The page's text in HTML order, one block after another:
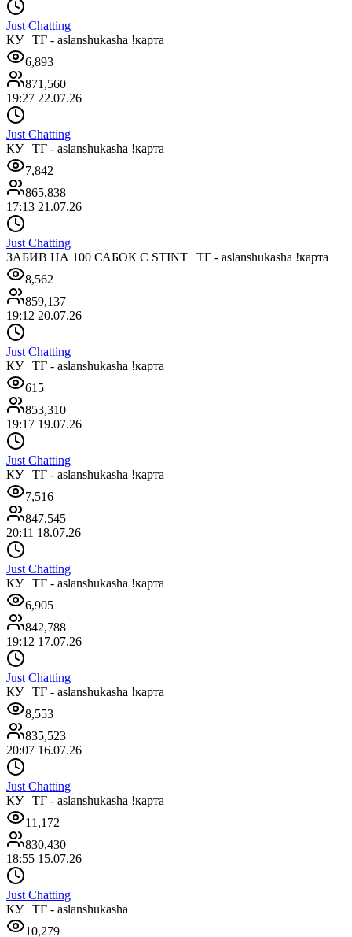
Just Chatting
КУ | ТГ - aslanshukasha !карта
6,893
871,560
19:27 22.07.26
Just Chatting
КУ | ТГ - aslanshukasha !карта
7,842
865,838
17:13 21.07.26
Just Chatting
ЗАБИВ НА 100 САБОК С STINT | ТГ - aslanshukasha !карта
8,562
859,137
19:12 20.07.26
Just Chatting
КУ | ТГ - aslanshukasha !карта
615
853,310
19:17 19.07.26
Just Chatting
КУ | ТГ - aslanshukasha !карта
7,516
847,545
20:11 18.07.26
Just Chatting
КУ | ТГ - aslanshukasha !карта
6,905
842,788
19:12 17.07.26
Just Chatting
КУ | ТГ - aslanshukasha !карта
8,553
835,523
20:07 16.07.26
Just Chatting
КУ | ТГ - aslanshukasha !карта
11,172
830,430
18:55 15.07.26
Just Chatting
КУ | ТГ - aslanshukasha
10,279